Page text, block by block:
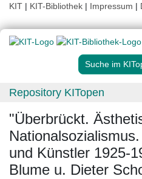
KIT | KIT-Bibliothek | Impressum |
Suche im
Repository KITopen
"Überbrückt.
und Künstler 1925-
Blume u. Dieter